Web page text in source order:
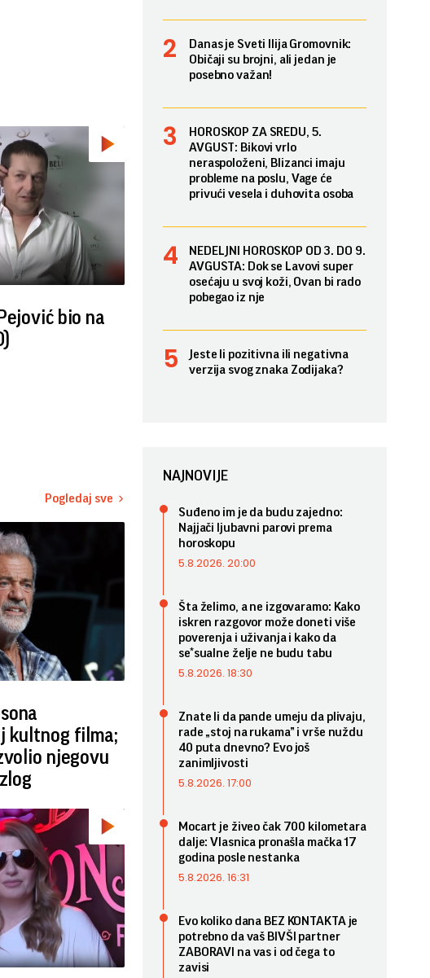
bio na
Pogledaj sve
kultnog filma;
njegovu
Danas je Sveti Ilija Gromovnik:
Običaji su brojni, ali jedan je
posebno važan!
HOROSKOP ZA SREDU, 5.
AVGUST: Bikovi vrlo
neraspoloženi, Blizanci imaju
probleme na poslu, Vage će
privući vesela i duhovita osoba
NEDELJNI HOROSKOP OD 3. DO 9.
AVGUSTA: Dok se Lavovi super
osećaju u svoj koži, Ovan bi rado
pobegao iz nje
Jeste li pozitivna ili negativna
verzija svog znaka Zodijaka?
NAJNOVIJE
Suđeno im je da budu zajedno:
Najjači ljubavni parovi prema
horoskopu
5.8.2026. 20:00
Šta želimo, a ne izgovaramo: Kako
iskren razgovor može doneti više
poverenja i uživanja i kako da
se*sualne želje ne budu tabu
5.8.2026. 18:30
Znate li da pande umeju da plivaju,
rade „stoj na rukama” i vrše nuždu
40 puta dnevno? Evo još
zanimljivosti
5.8.2026. 17:00
Mocart je živeo čak 700 kilometara
dalje: Vlasnica pronašla mačka 17
godina posle nestanka
5.8.2026. 16:31
Evo koliko dana BEZ KONTAKTA je
potrebno da vaš BIVŠI partner
ZABORAVI na vas i od čega to
zavisi